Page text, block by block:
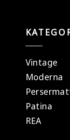
Vintage
Moderna
Patina
REA